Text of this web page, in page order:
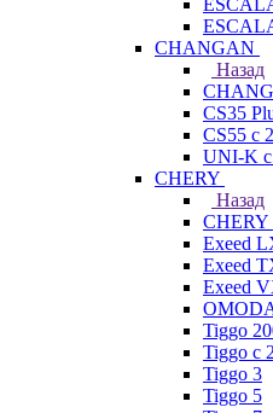
CHANGAN
Назад
CS35
CS55 с
UNI-K с
CHERY
Назад
CHERY
Exeed
Exeed
Exeed
Tiggo
Tiggo с
Tiggo 3
Tiggo 5